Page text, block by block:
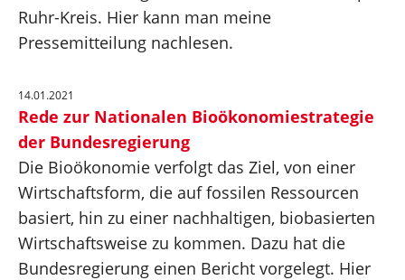
Ruhr-Kreis. Hier kann man meine
Pressemitteilung nachlesen.
14.01.2021
Rede zur Nationalen Bioökonomiestrategie
der Bundesregierung
Die Bioökonomie verfolgt das Ziel, von einer
Wirtschaftsform, die auf fossilen Ressourcen
basiert, hin zu einer nachhaltigen, biobasierten
Wirtschaftsweise zu kommen. Dazu hat die
Bundesregierung einen Bericht vorgelegt. Hier